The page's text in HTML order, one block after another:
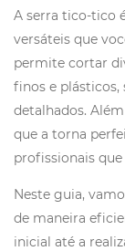
A serra tico-tico
versáteis que
permite cortar
finos e plásticos,
detalhados.
que a torna
profissionais
Neste guia,
de maneira
inicial até a